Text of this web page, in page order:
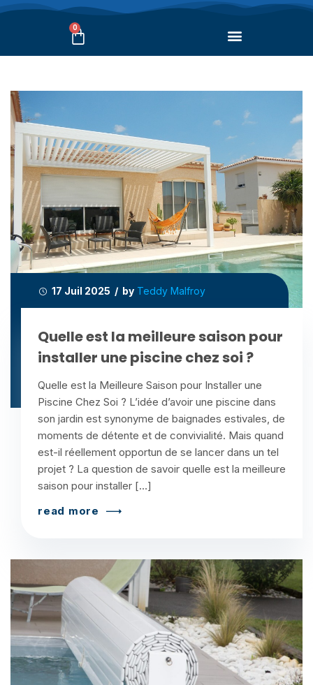
0
17 Juil 2025 / by Teddy Malfroy
Quelle est la meilleure saison pour
installer une piscine chez soi ?
Quelle est la Meilleure Saison pour Installer une
Piscine Chez Soi ? L’idée d’avoir une piscine dans
son jardin est synonyme de baignades estivales, de
moments de détente et de convivialité. Mais quand
est-il réellement opportun de se lancer dans un tel
projet ? La question de savoir quelle est la meilleure
saison pour installer […]
read more